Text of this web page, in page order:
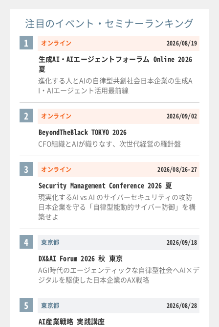
注目のイベント・セミナーランキング
オンライン 2026/08/19
1
生成AI・AIエージェントフォーラム Online 2026
夏
進化する人とAIの自律型共創社会日本企業の生成A
I・AIエージェント活用最前線
オンライン 2026/09/02
2
BeyondTheBlack TOKYO 2026
CFO組織とAIが織りなす、次世代経営の羅針盤
オンライン 2026/08/26-27
3
Security Management Conference 2026 夏
現実化するAI vs AI のサイバーセキュリティの攻防
日本企業を守る「自律型能動的サイバー防御」を構
築せよ
東京都 2026/09/18
4
DX&AI Forum 2026 秋 東京
AGI時代のエージェンティックな自律型社会へAI×デ
ジタルを駆使した日本企業のAX戦略
東京都 2026/08/28
5
AI産業戦略 実践講座